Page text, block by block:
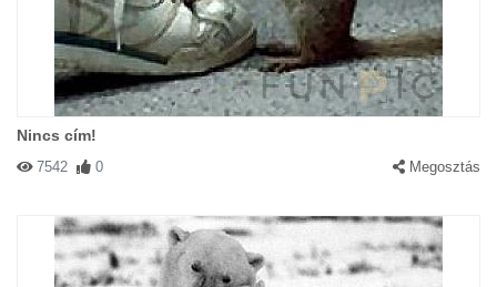
Nincs cím!
7542 0 Megosztás